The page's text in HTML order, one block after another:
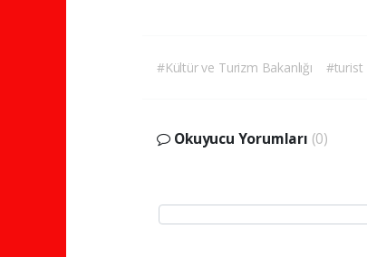
#Kültür ve Turizm Bakanlığı #turist
Okuyucu Yorumları (0)